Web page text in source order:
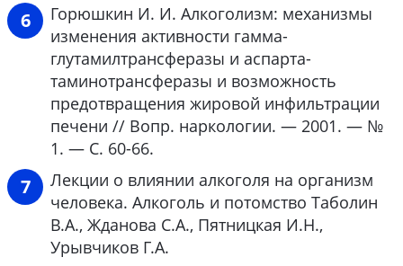
Горюшкин И. И. Алкоголизм: механизмы
изменения активности гамма-
глутамилтрансферазы и аспарта-
таминотрансферазы и возможность
предотвращения жировой инфильтрации
печени // Вопр. наркологии. — 2001. — №
1. — С. 60-66.
Лекции о влиянии алкоголя на организм
человека. Алкоголь и потомство Таболин
В.А., Жданова С.А., Пятницкая И.Н.,
Урывчиков Г.А.